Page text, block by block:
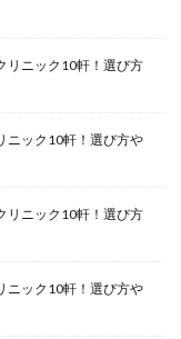
リニック10軒！選び方
ニック10軒！選び方や
リニック10軒！選び方
ニック10軒！選び方や